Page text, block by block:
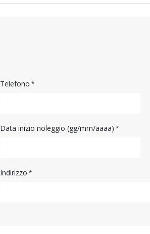
Telefono
Data inizio noleggio (gg/mm/aaaa)
Indirizzo